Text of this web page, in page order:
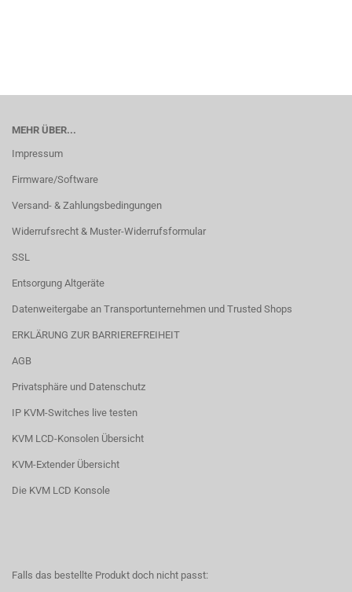
MEHR ÜBER...
Impressum
Firmware/Software
Versand- & Zahlungsbedingungen
Widerrufsrecht & Muster-Widerrufsformular
SSL
Entsorgung Altgeräte
Datenweitergabe an Transportunternehmen und Trusted Shops
ERKLÄRUNG ZUR BARRIEREFREIHEIT
AGB
Privatsphäre und Datenschutz
IP KVM-Switches live testen
KVM LCD-Konsolen Übersicht
KVM-Extender Übersicht
Die KVM LCD Konsole
Falls das bestellte Produkt doch nicht passt: